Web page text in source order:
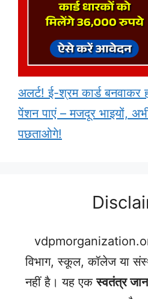
अलर्ट! ई-श्रम कार्ड
पेंशन पाएं – मजदूर भाइयों,
पछताओगे!
विभाग, स्कूल, कॉलेज या
नहीं है। यह एकस्वतंत्र